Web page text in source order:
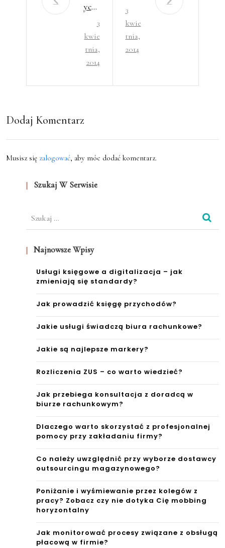
yczn
a
wys
okoś
3
kwie
tnia,
2014
szko
leni
a
eso
nań
3
kwie
tnia,
2014
Dodaj Komentarz
Musisz się zalogować, aby móc dodać komentarz.
Szukaj W Serwisie
Szukaj:
Najnowsze Wpisy
Usługi księgowe a digitalizacja – jak
zmieniają się standardy?
Jak prowadzić księgę przychodów?
Jakie usługi świadczą biura rachunkowe?
Jakie są najlepsze markery?
Rozliczenia ZUS – co warto wiedzieć?
Jak przebiega konsultacja z doradcą w
biurze rachunkowym?
Dlaczego warto skorzystać z profesjonalnej
pomocy przy zakładaniu firmy?
Co należy uwzględnić przy wyborze dostawcy
outsourcingu magazynowego?
Poniżanie i wyśmiewanie przez kolegów z
pracy? Zobacz czy nie dotyka Cię mobbing
horyzontalny
Jak monitorować procesy związane z obsługą
płacową w firmie?